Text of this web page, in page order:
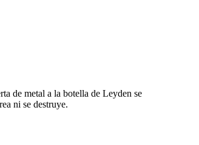
de metal a la botella de Leyden se
ni se destruye.